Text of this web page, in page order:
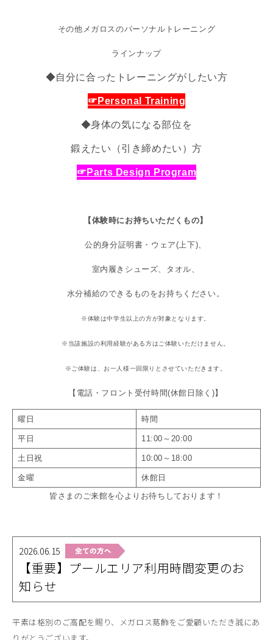
その他メガロスのパーソナルトレーニング
ラインナップ
◆自分に合ったトレーニングがしたい方
☞Personal Training
◆身体の気になる部位を
鍛えたい （引き締めたい）方
☞Parts Design Program
【体験時にお持ちいただくもの】
公的身分証明書・ウェア(上下)、
室内履きシューズ、タオル、
水分補給のできるものをお持ちください。
※体験は中学生以上の方が対象となります。
※当該施設の利用経験がある方は ご体験いただけません。
※ご体験は、お一人様一回限りと させていただきます。
【電話・フロント受付時間(休館日除く)】
曜日 時間
平日 11:00～20:00
土日祝 10:00～18:00
金曜
休館日
皆さまのご来館を心よりお待ちしております！
2026.06.15
【重要】プールエリア利用時間変更のお
知らせ
平素は格別のご高配を賜り、メガロス葛飾をご愛顧いただき誠にあ
りがとうございます。